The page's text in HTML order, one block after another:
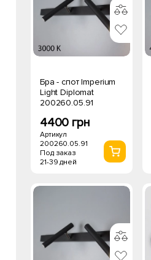
Бра - спот Imperium
Light Diplomat
200260.05.91
4400 грн
Артикул
200260.05.91
Под заказ
21-39 дней